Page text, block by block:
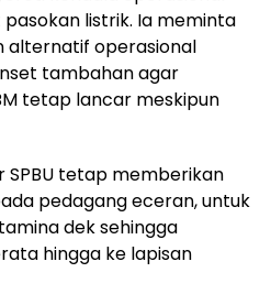
pasokan listrik. Ia meminta
alternatif operasional
tambahan agar
tetap lancar meskipun
SPBU tetap memberikan
pedagang eceran, untuk
dek sehingga
hingga ke lapisan